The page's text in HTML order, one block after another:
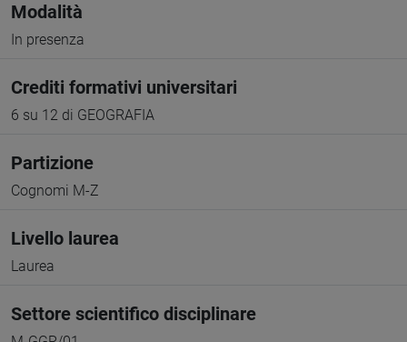
Modalità
In presenza
Crediti formativi universitari
6 su 12 di GEOGRAFIA
Partizione
Cognomi M-Z
Livello laurea
Laurea
Settore scientifico disciplinare